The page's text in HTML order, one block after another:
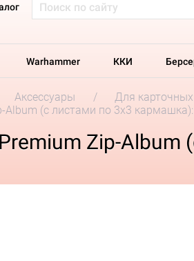
Warhammer ККИ
Аксессуары Для карточных
Album (с листами по 3x3
Zip-